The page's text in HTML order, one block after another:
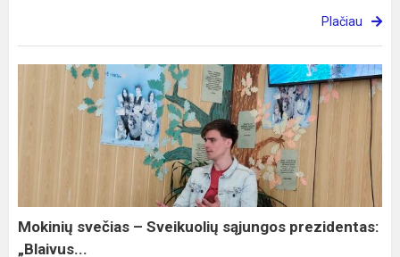
Plačiau
Mokinių
sąjungos
„Blaivus...
Mokinių svečias – Sveikuolių sąjungos prezidentas:
„Blaivus...